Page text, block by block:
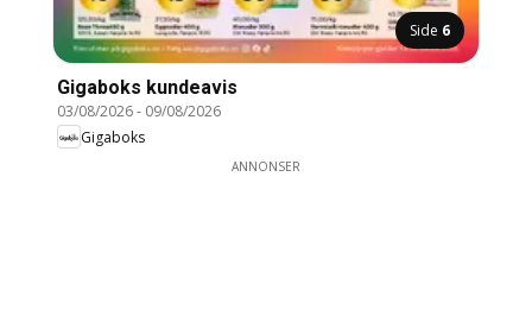
Side 6
Gigaboks kundeavis
03/08/2026- 09/08/2026
Gigaboks
ANNONSER